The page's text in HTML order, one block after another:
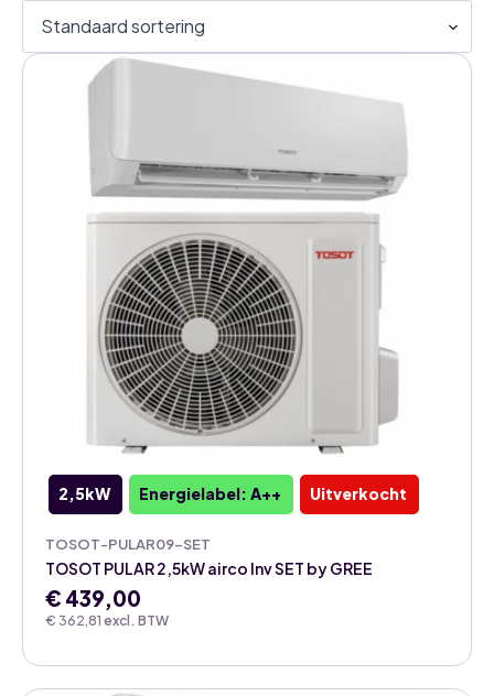
2,5kW Energielabel: A++ Uitverkocht
TOSOT-PULAR09-SET
€ 362,81 excl. BTW
TOSOT PULAR 2,5kW airco Inv SET by GREE
€ 439,00